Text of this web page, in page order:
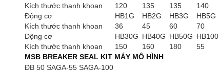
Kích thước thanh khoan
120 135 135 140
Động cơ
HB1G HB2G HB3G HB5G
Kích thước thanh khoan
36 45 60 70
Động cơ
HB30G HB40G HB50G HB100
Kích thước thanh khoan
150 160 180 55
MSB BREAKER SEAL KIT MÁY MÔ HÌNH
ĐB 50 SAGA-55 SAGA-100